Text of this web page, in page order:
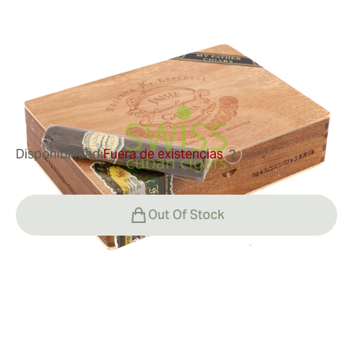
133 mm / 5.25 pulgadas
0Reseñas
Disponibilidad:Fuera de existencias ?
Out Of Stock